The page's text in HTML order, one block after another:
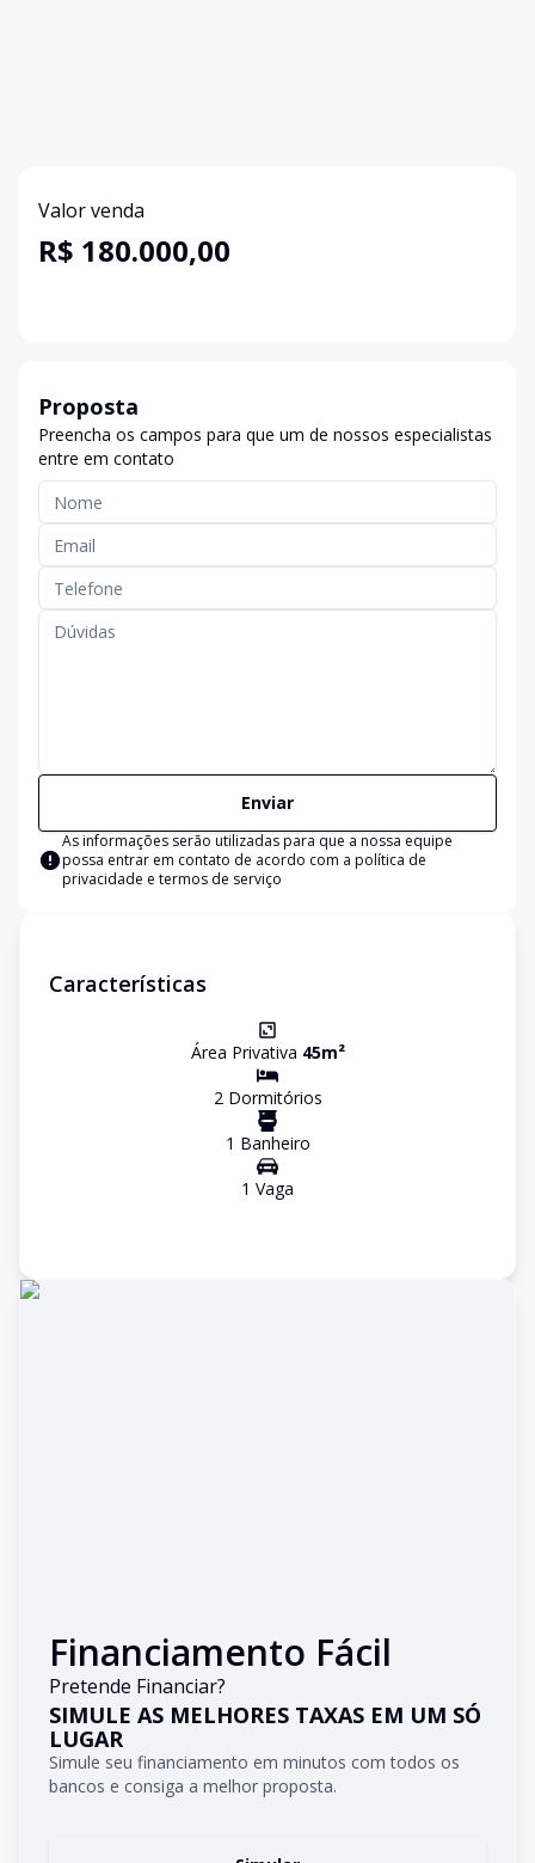
Valor venda
R$ 180.000,00
Proposta
Preencha os campos para que um de nossos especialistas
entre em contato
Enviar
As informações serão utilizadas para que a nossa equipe
possa entrar em contato de acordo com a política de
privacidade e termos de serviço
Características
Área Privativa 45m²
2Dormitórios
1 Banheiro
1 Vaga
Financiamento Fácil
Pretende Financiar?
SIMULE AS MELHORES TAXAS EM UM SÓ
LUGAR
Simule seu financiamento em minutos com todos os
bancos e consiga a melhor proposta.